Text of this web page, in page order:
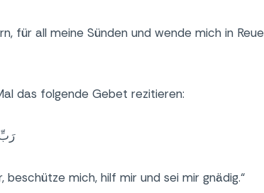
für all meine Sünden und wende mich in Reue
das folgende Gebet rezitieren:
beschütze mich, hilf mir und sei mir gnädig.“